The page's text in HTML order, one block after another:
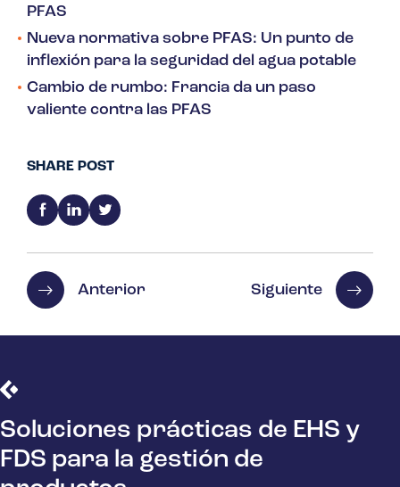
PFAS
Nueva normativa sobre PFAS: Un punto de
inflexión para la seguridad del agua potable
Cambio de rumbo: Francia da un paso
valiente contra las PFAS
SHARE POST
Anterior Siguiente
Soluciones prácticas de EHS y
FDS para la gestión de